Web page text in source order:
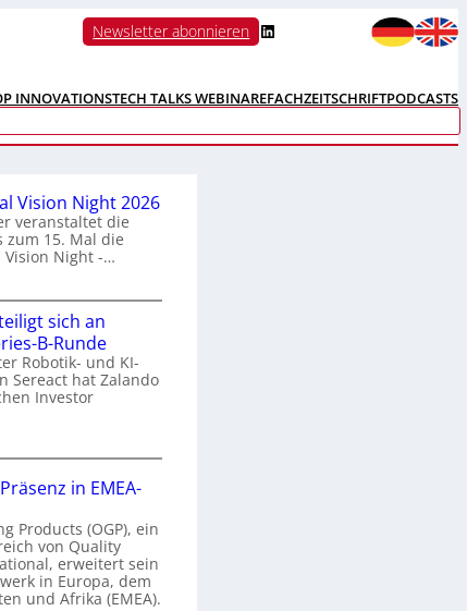
Newsletter abonnieren LinkedIn
INNOVATIONSTECH TALKS WEBINAREFACHZEITSCHRIFTPODCASTS
Vision Night 2026
veranstaltet die
zum 15. Mal die
Night -…
sich an
B-Runde
Robotik- und KI-
Sereact hat Zalando
Investor
in EMEA-
Products (OGP), ein
von Quality
erweitert sein
in Europa, dem
und Afrika (EMEA).